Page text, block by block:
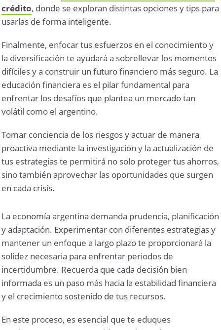
crédito, donde se exploran distintas opciones y tips para
usarlas de forma inteligente.
Finalmente, enfocar tus esfuerzos en el conocimiento y
la diversificación te ayudará a sobrellevar los momentos
difíciles y a construir un futuro financiero más seguro. La
educación financiera es el pilar fundamental para
enfrentar los desafíos que plantea un mercado tan
volátil como el argentino.
Tomar conciencia de los riesgos y actuar de manera
proactiva mediante la investigación y la actualización de
tus estrategias te permitirá no solo proteger tus ahorros,
sino también aprovechar las oportunidades que surgen
en cada crisis.
La economía argentina demanda prudencia, planificación
y adaptación. Experimentar con diferentes estrategias y
mantener un enfoque a largo plazo te proporcionará la
solidez necesaria para enfrentar periodos de
incertidumbre. Recuerda que cada decisión bien
informada es un paso más hacia la estabilidad financiera
y el crecimiento sostenido de tus recursos.
En este proceso, es esencial que te eduques